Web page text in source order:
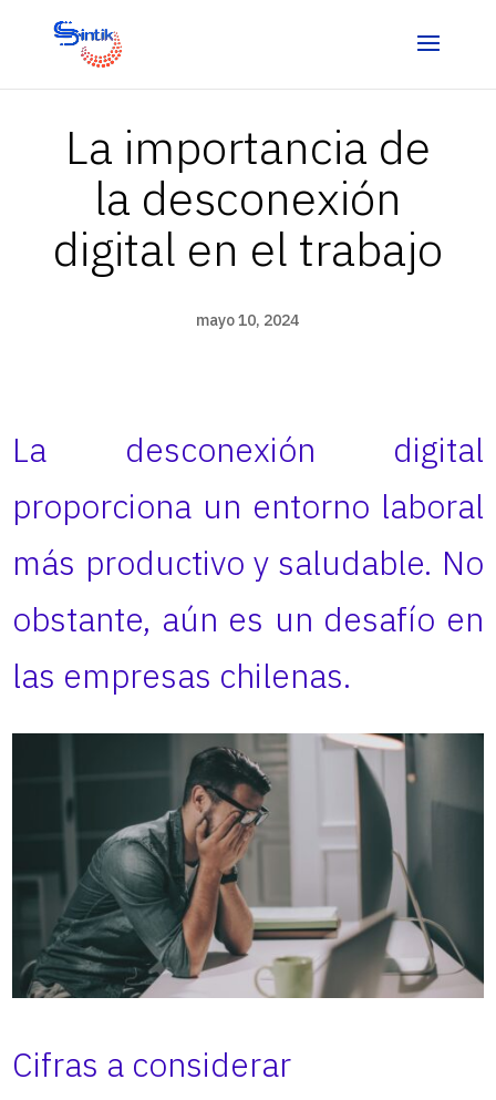
La importancia de
la desconexión
digital en el trabajo
mayo 10, 2024
La desconexión digital
proporciona un entorno laboral
más productivo y saludable. No
obstante, aún es un desafío en
las empresas chilenas.
Cifras a considerar